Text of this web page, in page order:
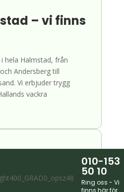
– vi finns
hela Halmstad, från
Andersberg till
Vi erbjuder trygg
vackra
010-153
50 10
Ring oss - Vi
finns här för